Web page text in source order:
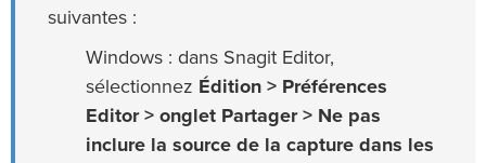
suivantes :
Windows : dans Snagit Editor,
sélectionnez Édition > Préférences
Editor > onglet Partager > Ne pas
inclure la source de la capture dans les